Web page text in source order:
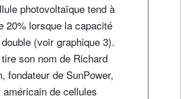
photovoltaïque tend à
20% lorsque la capacité
(voir graphique 3).
son nom de Richard
fondateur de SunPower,
de cellules